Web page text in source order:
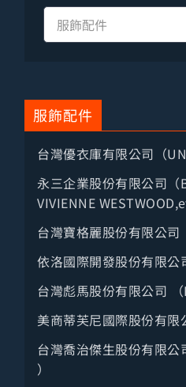
服飾配件
光電半導體
電子零組件
機械製造
軟體網路
石塑紡織
化工材料
其他製造
服飾配件
台灣優衣庫有限公司（
永三企業股份有限公司（
VIVIENNE
台灣寶格麗股份有限公司
依洛國際開發股份有限公
台灣彪馬股份有限公司 （
美商蒂芙尼國際股份有限
台灣喬治傑生股份有限公
）